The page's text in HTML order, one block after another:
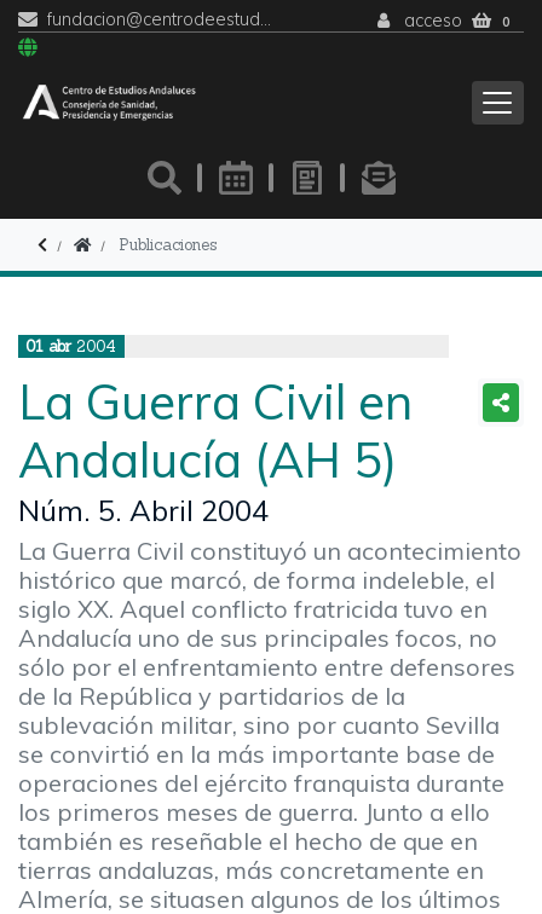
fundacion@centrodeestudiosandaluces.es acceso 0
Publicaciones
01 abr 2004
La Guerra Civil en
Andalucía (AH 5)
Núm. 5. Abril 2004
La Guerra Civil constituyó un acontecimiento
histórico que marcó, de forma indeleble, el
siglo XX. Aquel conflicto fratricida tuvo en
Andalucía uno de sus principales focos, no
sólo por el enfrentamiento entre defensores
de la República y partidarios de la
sublevación militar, sino por cuanto Sevilla
se convirtió en la más importante base de
operaciones del ejército franquista durante
los primeros meses de guerra. Junto a ello
también es reseñable el hecho de que en
tierras andaluzas, más concretamente en
Almería, se situasen algunos de los últimos